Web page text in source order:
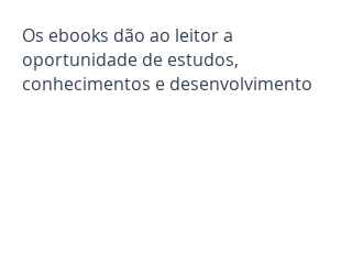
Os ebooks dão ao leitor a
oportunidade de estudos,
conhecimentos e desenvolvimento